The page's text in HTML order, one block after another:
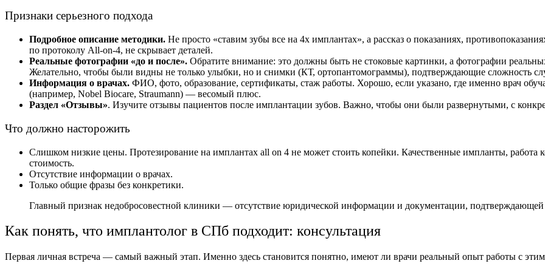
Признаки серьезного подхода
Подробное описание методики. Не просто «ставим зубы все на 4х имплантах», а рассказ о показаниях,
по протоколу All‑on‑4, не скрывает деталей.
Реальные фотографии «до и после». Обратите внимание: это должны быть не стоковые картинки, а фотографии
Желательно, чтобы были видны не только улыбки, но и снимки (КТ, ортопантомограммы), подтверждающие сложность
Информация о врачах. ФИО, фото, образование, сертификаты, стаж работы. Хорошо, если указано, где именно врач
(например, Nobel Biocare, Straumann) — весомый плюс.
Раздел «Отзывы». Изучите отзывы пациентов после имплантации зубов. Важно, чтобы они были развернутыми, с
Что должно насторожить
Слишком низкие цены. Протезирование на имплантах all on 4 не может стоить копейки. Качественные импланты,
стоимость.
Отсутствие информации о врачах.
Только общие фразы без конкретики.
Главный признак недобросовестной клиники — отсутствие юридической информации и документации,
Как понять, что имплантолог в СПб подходит: консультация
Первая личная встреча — самый важный этап. Именно здесь становится понятно, имеют ли врачи реальный опыт работы с